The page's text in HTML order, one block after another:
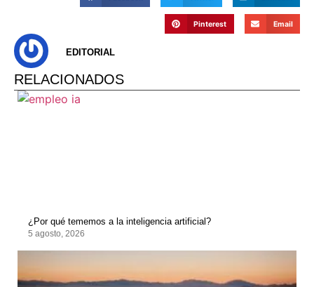
Pinterest Email
EDITORIAL
RELACIONADOS
¿Por qué tememos a la inteligencia artificial?
5 agosto, 2026